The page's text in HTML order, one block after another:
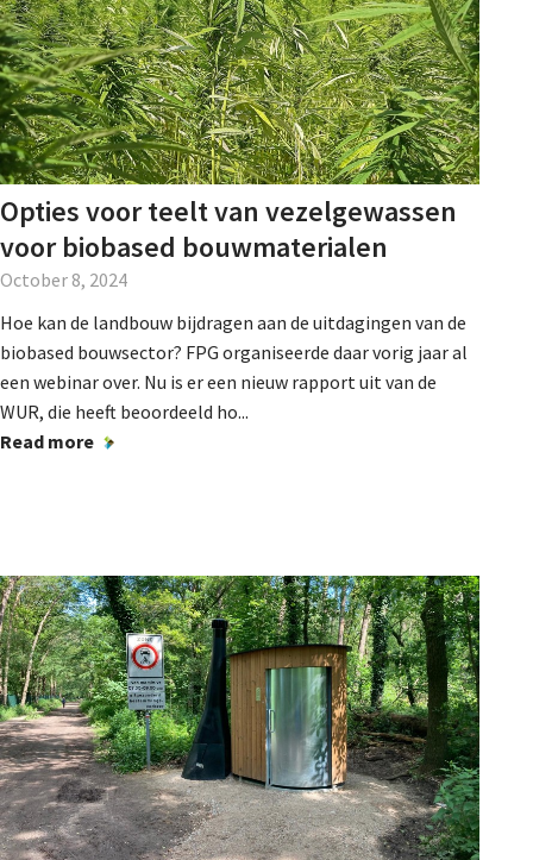
Opties voor teelt van vezelgewassen
voor biobased bouwmaterialen
October 8, 2024
Hoe kan de landbouw bijdragen aan de uitdagingen van de
biobased bouwsector? FPG organiseerde daar vorig jaar al
een webinar over. Nu is er een nieuw rapport uit van de
WUR, die heeft beoordeeld ho...
Read more